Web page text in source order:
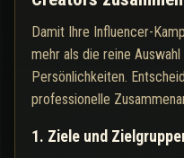
Damit Ihre Influencer-
mehr als die reine
Persönlichkeiten.
professionelle
1. Ziele und